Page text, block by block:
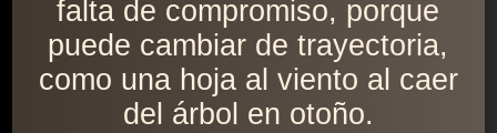
falta de compromiso, porque
puede cambiar de trayectoria,
como una hoja al viento al caer
del árbol en otoño.